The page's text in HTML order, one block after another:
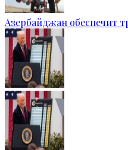
Азербайджан обеспечит